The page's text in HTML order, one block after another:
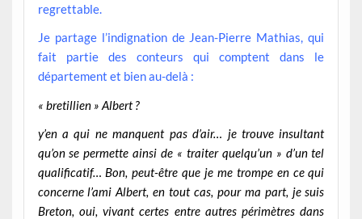
regrettable.
Je partage l’indignation de Jean-Pierre Mathias, qui
fait partie des conteurs qui comptent dans le
département et bien au-delà :
« bretillien » Albert ?
y’en a qui ne manquent pas d’air… je trouve insultant
qu’on se permette ainsi de « traiter quelqu’un » d’un tel
qualificatif… Bon, peut-être que je me trompe en ce qui
concerne l’ami Albert, en tout cas, pour ma part, je suis
Breton, oui, vivant certes entre autres périmètres dans